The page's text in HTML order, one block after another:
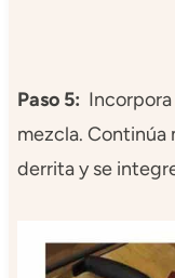
Paso 5:
mezcla. Continúa
derrita y se